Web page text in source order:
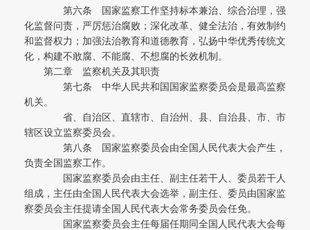
第六条 国家监察工作坚持标本兼治、综合治理，强
化监督问责，严厉惩治腐败；深化改革、健全法治，有效制约
和监督权力；加强法治教育和道德教育，弘扬中华优秀传统文
化，构建不敢腐、不能腐、不想腐的长效机制。
第二章 监察机关及其职责
第七条 中华人民共和国国家监察委员会是最高监察
机关。
省、自治区、直辖市、自治州、县、自治县、市、市
辖区设立监察委员会。
第八条 国家监察委员会由全国人民代表大会产生，
负责全国监察工作。
国家监察委员会由主任、副主任若干人、委员若干人
组成，主任由全国人民代表大会选举，副主任、委员由国家监
察委员会主任提请全国人民代表大会常务委员会任免。
国家监察委员会主任每届任期同全国人民代表大会每